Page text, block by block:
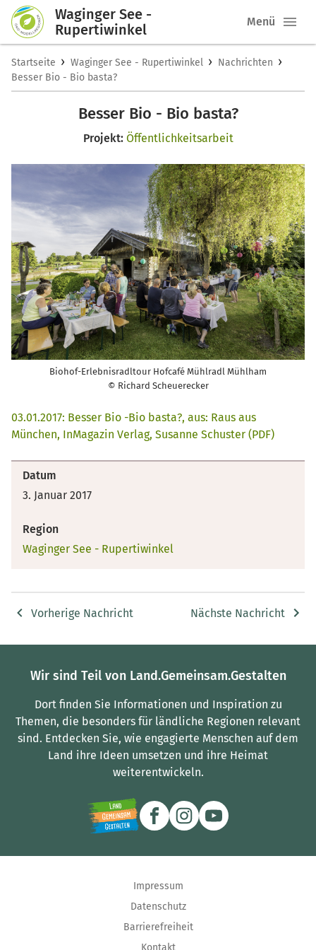
Waginger See -
Rupertiwinkel
Menü
Startseite › Waginger See - Rupertiwinkel › Nachrichten ›
Besser Bio - Bio basta?
Besser Bio - Bio basta?
Projekt: Öffentlichkeitsarbeit
Biohof-Erlebnisradltour Hofcafé Mühlradl Mühlham
© Richard Scheuerecker
03.01.2017: Besser Bio -Bio basta?, aus: Raus aus
München, InMagazin Verlag, Susanne Schuster (PDF)
Datum
3. Januar 2017
Region
Waginger See - Rupertiwinkel
Vorherige Nachricht Nächste Nachricht
Wir sind Teil von Land.Gemeinsam.Gestalten
Dort finden Sie Informationen und Inspiration zu
Themen, die besonders für ländliche Regionen relevant
sind. Entdecken Sie, wie engagierte Menschen auf dem
Land ihre Ideen umsetzen und ihre Heimat
weiterentwickeln.
Impressum
Datenschutz
Barrierefreiheit
Kontakt